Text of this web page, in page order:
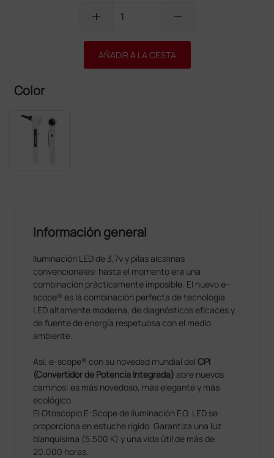
add remove
AÑADIR A LA CESTA
Color
Información general
Iluminación LED de 3,7v y pilas alcalinas
convencionales: hasta el momento era una
combinación prácticamente imposible. El nuevo e-
scope® es la combinación perfecta de tecnología
LED altamente moderna, de diagnósticos eficaces y
de fuente de energía respetuosa con el medio
ambiente.
Así, e-scope® con su novedad mundial delCPI
(Convertidor de Potencia Integrada) abre nuevos
caminos: es más novedoso, más elegante y más
ecológico.
El Otoscopio E-Scope de iluminación F.O. LED se
proporciona en estuche rigido. Garantiza una luz
blanquísima (5.500 K) y una vida útil de más de
20.000 horas.